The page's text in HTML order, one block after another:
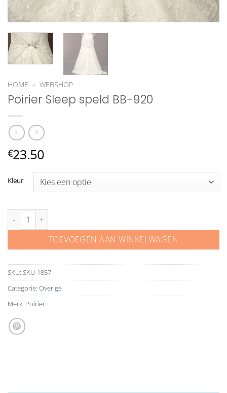
HOME » WEBSHOP
Poirier Sleep speld BB-920
€23.50
Kleur
Poirier Sleep speld BB-920 aantal
TOEVOEGEN AAN WINKELWAGEN
SKU: SKU-1857
Categorie: Overige
Merk: Poirier